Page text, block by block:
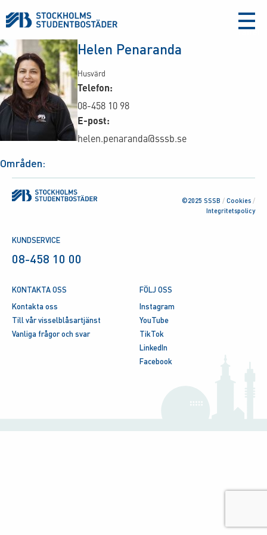
aria-
Helen Penaranda
Husvärd
Telefon:
08-458 10 98
E-post:
helen.penaranda@sssb.se
Områden:
©2025 SSSB / Cookies /
Integritetspolicy
KUNDSERVICE
08-458 10 00
KONTAKTA OSS
Kontakta oss
Till vår visselblåsartjänst
Vanliga frågor och svar
FÖLJ OSS
Instagram
YouTube
TikTok
LinkedIn
Facebook